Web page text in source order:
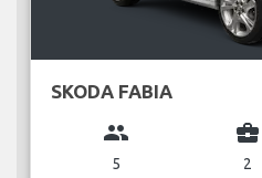
SKODA FABIA
group
5
business_center
2